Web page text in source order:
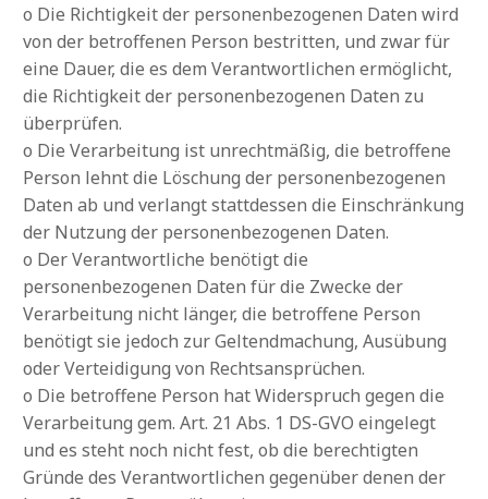
o Die Richtigkeit der personenbezogenen Daten wird
von der betroffenen Person bestritten, und zwar für
eine Dauer, die es dem Verantwortlichen ermöglicht,
die Richtigkeit der personenbezogenen Daten zu
überprüfen.
o Die Verarbeitung ist unrechtmäßig, die betroffene
Person lehnt die Löschung der personenbezogenen
Daten ab und verlangt stattdessen die Einschränkung
der Nutzung der personenbezogenen Daten.
o Der Verantwortliche benötigt die
personenbezogenen Daten für die Zwecke der
Verarbeitung nicht länger, die betroffene Person
benötigt sie jedoch zur Geltendmachung, Ausübung
oder Verteidigung von Rechtsansprüchen.
o Die betroffene Person hat Widerspruch gegen die
Verarbeitung gem. Art. 21 Abs. 1 DS-GVO eingelegt
und es steht noch nicht fest, ob die berechtigten
Gründe des Verantwortlichen gegenüber denen der